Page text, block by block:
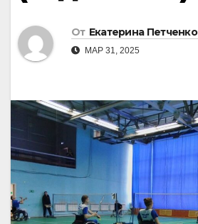
От Екатерина Петченко
МАР 31, 2025